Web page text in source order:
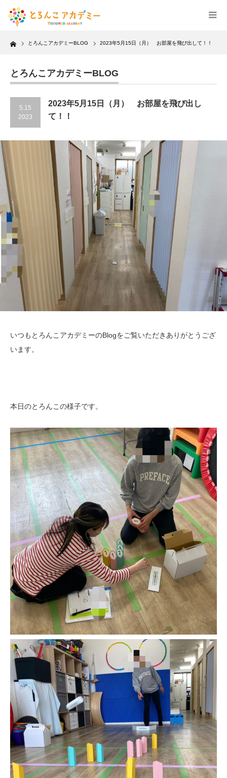
Home とろんこアカデミーBLOG 2023年5月15日（月） お部屋を飛び出して！！
とろんこアカデミーBLOG
5.15
2023
2023年5月15日（月） お部屋を飛び出し
て！！
いつもとろんこアカデミーのBlogをご覧いただきありがとうござ
います。
本日のとろんこの様子です。